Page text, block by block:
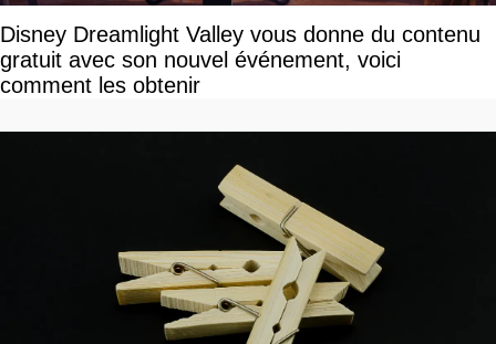
Disney Dreamlight Valley vous donne du contenu
gratuit avec son nouvel événement, voici
comment les obtenir